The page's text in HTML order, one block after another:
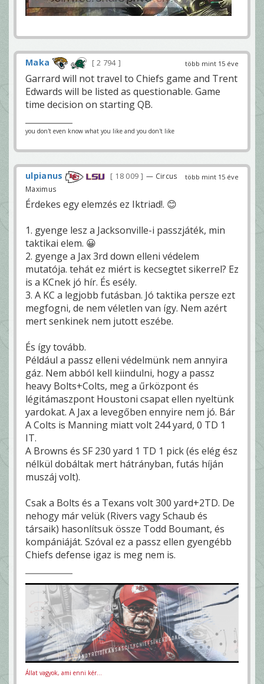
több mint 15 éve
Maka 2 794
Garrard will not travel to Chiefs game and Trent
Edwards will be listed as questionable. Game
time decision on starting QB.
you don't even know what you like and you don't like
több mint 15 éve
ulpianus 18 009
— Circus
Maximus
Érdekes egy elemzés ez Iktriad!. 😊
1. gyenge lesz a Jacksonville-i passzjáték, min
taktikai elem. 😀
2. gyenge a Jax 3rd down elleni védelem
mutatója. tehát ez miért is kecsegtet sikerrel? Ez
is a KCnek jó hír. És esély.
3. A KC a legjobb futásban. Jó taktika persze ezt
megfogni, de nem véletlen van így. Nem azért
mert senkinek nem jutott eszébe.
És így tovább.
Például a passz elleni védelmünk nem annyira
gáz. Nem abból kell kiindulni, hogy a passz
heavy Bolts+Colts, meg a űrközpont és
légitámaszpont Houstoni csapat ellen nyeltünk
yardokat. A Jax a levegőben ennyire nem jó. Bár
A Colts is Manning miatt volt 244 yard, 0 TD 1
IT.
A Browns és SF 230 yard 1 TD 1 pick (és elég ész
nélkül dobáltak mert hátrányban, futás híján
muszáj volt).
Csak a Bolts és a Texans volt 300 yard+2TD. De
nehogy már velük (Rivers vagy Schaub és
társaik) hasonlítsuk össze Todd Boumant, és
kompániáját. Szóval ez a passz ellen gyengébb
Chiefs defense igaz is meg nem is.
Állat vagyok, ami enni kér...